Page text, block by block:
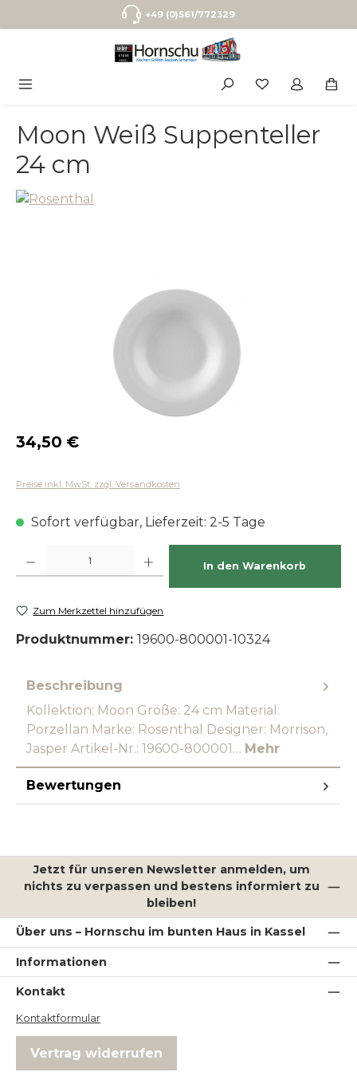
Zum Hauptinhalt springen+49 (0)561/772329
Moon Weiß Suppenteller
24 cm
Regulärer Preis:
34,50 €
Preise inkl. MwSt. zzgl. Versandkosten
Sofort verfügbar, Lieferzeit: 2-5 Tage
In den Warenkorb
Zum Merkzettel hinzufügen
Produktnummer: 19600-800001-10324
Beschreibung
Kollektion: Moon Größe: 24 cm Material:
Porzellan Marke: Rosenthal Designer: Morrison,
Jasper Artikel-Nr.: 19600-800001… Mehr
Bewertungen
Jetzt für unseren Newsletter anmelden, um
nichts zu verpassen und bestens informiert zu
bleiben!
Über uns – Hornschu im bunten Haus in Kassel
Informationen
Kontakt
Kontaktformular
Vertrag widerrufen